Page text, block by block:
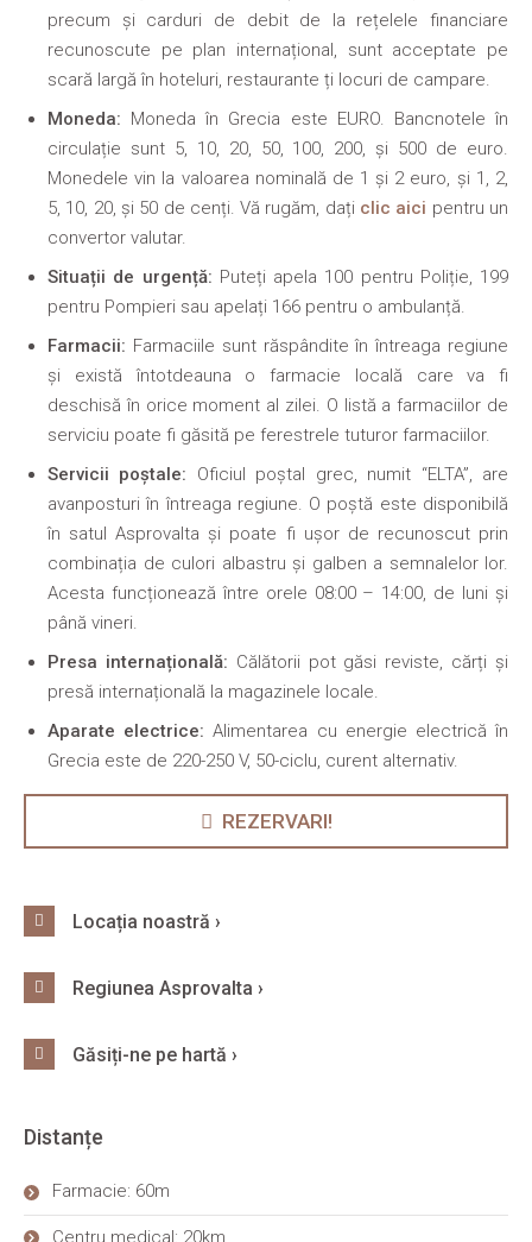
precum și carduri de debit de la rețelele financiare
recunoscute pe plan internațional, sunt acceptate pe
scară largă în hoteluri, restaurante ți locuri de campare.
Moneda: Moneda în Grecia este EURO. Bancnotele în
circulație sunt 5, 10, 20, 50, 100, 200, și 500 de euro.
Monedele vin la valoarea nominală de 1 și 2 euro, și 1, 2,
5, 10, 20, și 50 de cenți. Vă rugăm, dați clic aici pentru un
convertor valutar.
Situații de urgență: Puteți apela 100 pentru Poliție, 199
pentru Pompieri sau apelați 166 pentru o ambulanță.
Farmacii: Farmaciile sunt răspândite în întreaga regiune
și există întotdeauna o farmacie locală care va fi
deschisă în orice moment al zilei. O listă a farmaciilor de
serviciu poate fi găsită pe ferestrele tuturor farmaciilor.
Servicii poștale: Oficiul poștal grec, numit “ELTA”, are
avanposturi în întreaga regiune. O poștă este disponibilă
în satul Asprovalta și poate fi ușor de recunoscut prin
combinația de culori albastru și galben a semnalelor lor.
Acesta funcționează între orele 08:00 – 14:00, de luni și
până vineri.
Presa internațională: Călătorii pot găsi reviste, cărți și
presă internațională la magazinele locale.
Aparate electrice: Alimentarea cu energie electrică în
Grecia este de 220-250 V, 50-ciclu, curent alternativ.
REZERVARI!
Locația noastră ›
Regiunea Asprovalta ›
Găsiți-ne pe hartă ›
Distanțe
Farmacie: 60m
Centru medical: 20km